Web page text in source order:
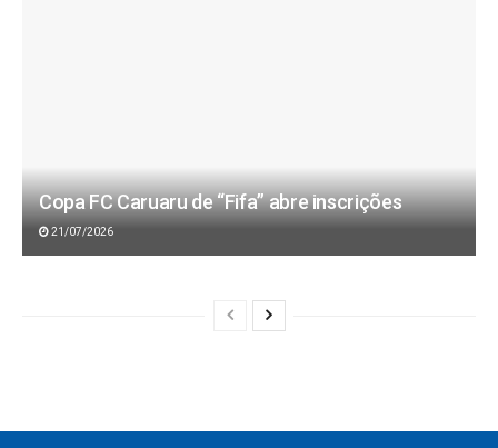
Copa FC Caruaru de “Fifa” abre inscrições
21/07/2026